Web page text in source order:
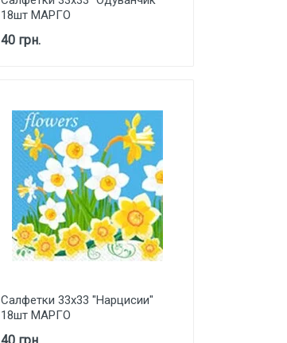
18шт МАРГО
40 грн.
Салфетки 33х33 "Нарцисии"
18шт МАРГО